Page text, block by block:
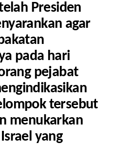
Presiden
agar
pada hari
pejabat
tersebut
menukarkan
yang